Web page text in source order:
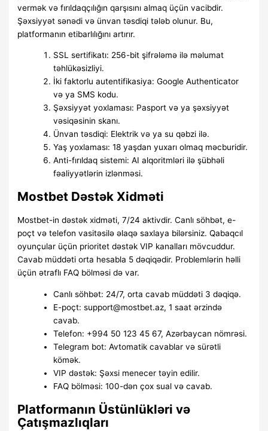
vermək və fırıldaqçılığın qarşısını almaq üçün vacibdir.
Şəxsiyyət sənədi və ünvan təsdiqi tələb olunur. Bu,
platformanın etibarlılığını artırır.
SSL sertifikatı: 256-bit şifrələmə ilə məlumat
təhlükəsizliyi.
İki faktorlu autentifikasiya: Google Authenticator
və ya SMS kodu.
Şəxsiyyət yoxlaması: Pasport və ya şəxsiyyət
vəsiqəsinin skanı.
Ünvan təsdiqi: Elektrik və ya su qəbzi ilə.
Yaş yoxlaması: 18 yaşdan yuxarı olmaq məcburidir.
Anti-fırıldaq sistemi: AI alqoritmləri ilə şübhəli
fəaliyyətlərin izlənməsi.
Mostbet Dəstək Xidməti
Mostbet-in dəstək xidməti, 7/24 aktivdir. Canlı söhbət, e-
poçt və telefon vasitəsilə əlaqə saxlaya bilərsiniz. Qabaqcıl
oyunçular üçün prioritet dəstək VIP kanalları mövcuddur.
Cavab müddəti orta hesabla 5 dəqiqədir. Problemlərin həlli
üçün ətraflı FAQ bölməsi də var.
Canlı söhbət: 24/7, orta cavab müddəti 3 dəqiqə.
E-poçt: support@mostbet.az, 1 saat ərzində
cavab.
Telefon: +994 50 123 45 67, Azərbaycan nömrəsi.
Telegram bot: Avtomatik cavablar və sürətli
kömək.
VIP dəstək: Şəxsi menecer təyin edilir.
FAQ bölməsi: 100-dən çox sual və cavab.
Platformanın Üstünlükləri və
Çatışmazlıqları